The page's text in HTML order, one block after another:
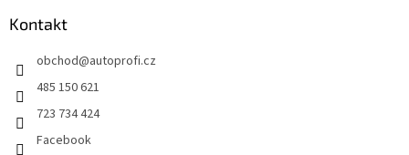
Kontakt
obchod@autoprofi.cz
485 150 621
723 734 424
Facebook